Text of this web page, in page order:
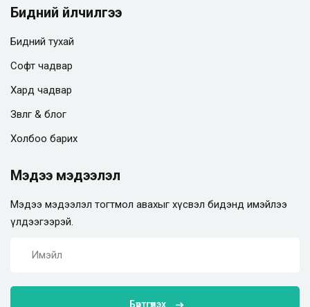
Бидний үйлчилгээ
Бидний тухай
Софт чадвар
Хард чадвар
Зөвлөгөө & блог
Холбоо барих
Мэдээ мэдээлэл
Мэдээ мэдээлэл тогтмол авахыг хүсвэл бидэнд имэйлээ
үлдээгээрэй.
Бүртгүүлэх